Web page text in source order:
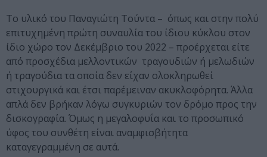
Το υλικό του Παναγιώτη Τούντα – όπως και στην πολύ
επιτυχημένη πρώτη συναυλία του ίδιου κύκλου στον
ίδιο χώρο τον Δεκέμβριο του 2022 – προέρχεται είτε
από προσχέδια μελλοντικών τραγουδιών ή μελωδιών
ή τραγούδια τα οποία δεν είχαν ολοκληρωθεί
στιχουργικά και έτσι παρέμειναν ακυκλοφόρητα. Άλλα
απλά δεν βρήκαν λόγω συγκυριών τον δρόμο προς την
δισκογραφία. Όμως η μεγαλοφυΐα και το προσωπικό
ύφος του συνθέτη είναι αναμφισβήτητα
καταγεγραμμένη σε αυτά.